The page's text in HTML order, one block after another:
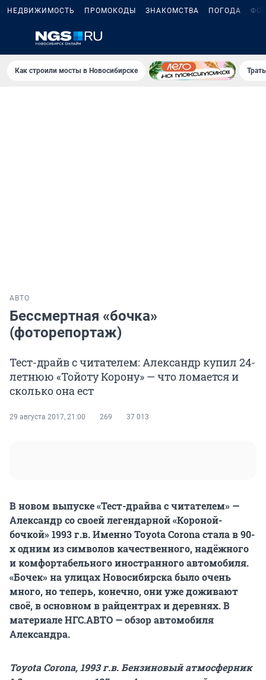
НЕДВИЖИМОСТЬ ПРОМОКОДЫ ЗНАКОМСТВА ПОГОДА
Как строили мосты в Новосибирске
АВТО
Бессмертная «бочка»
(фоторепортаж)
Тест-драйв с читателем: Александр купил 24-
летнюю «Тойоту Корону» — что ломается и
сколько она ест
29 августа 2017, 21:00 269 37 013
В новом выпуске «Тест-драйва с читателем» —
Александр со своей легендарной «Короной-
бочкой» 1993 г.в. Именно Toyota Corona стала в 90-
х одним из символов качественного, надёжного
и комфортабельного иностранного автомобиля.
«Бочек» на улицах Новосибирска было очень
много, но теперь, конечно, они уже доживают
своё, в основном в райцентрах и деревнях. В
материале НГС.АВТО — обзор автомобиля
Александра.
ToyotaCorona, 1993 г.в. Бензиновый атмосферник